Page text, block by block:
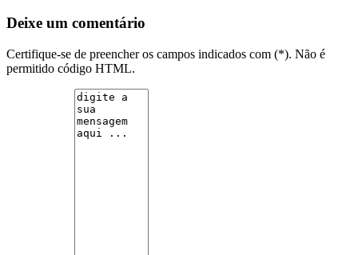
Deixe um comentário
Certifique-se de preencher os campos indicados com (*). Não é
permitido código HTML.